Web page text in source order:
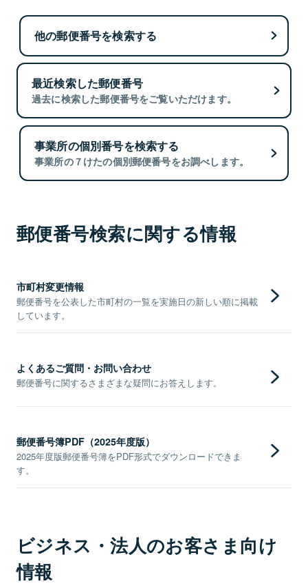
他の郵便番号を検索する
最近検索した郵便番号
過去に検索した郵便番号をご覧いただけます。
事業所の個別番号を検索する
事業所の７けたの個別郵便番号をお調べします。
郵便番号検索に関する情報
市町村変更情報
郵便番号を公表した市町村の一覧を実施日の新しい順に掲載
しています。
よくあるご質問・お問い合わせ
郵便番号に関するさまざまな疑問にお答えします。
郵便番号簿PDF（2025年度版）
2025年度版郵便番号簿をPDF形式でダウンロードできま
す。
ビジネス・法人のお客さま向け
情報